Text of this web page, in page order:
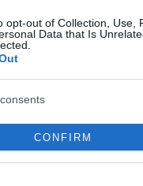
opt-out of Collection, Use,
Data that Is
allow Google to enable
identifiers in apps.
CONFIRM
PROGRAM